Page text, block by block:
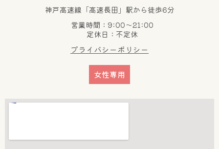
神戸高速線「高速長田」駅から徒歩6分
営業時間：9:00～21:00
定休日：不定休
プライバシーポリシー
女性専用